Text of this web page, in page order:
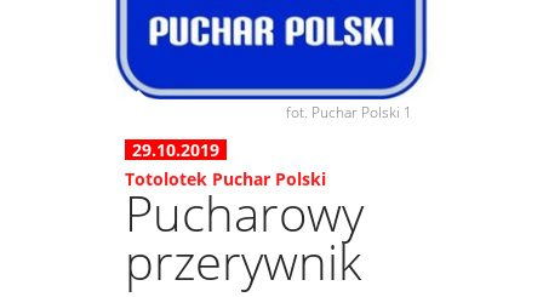
fot. Puchar Polski 1
29.10.2019
Totolotek Puchar Polski
Pucharowy
przerywnik